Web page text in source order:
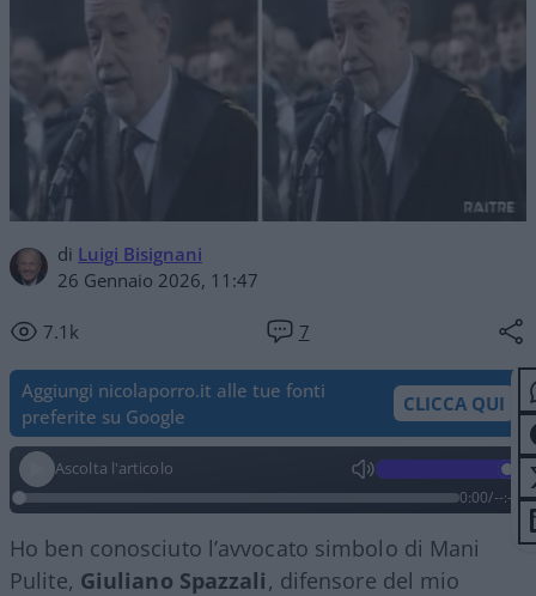
di Luigi Bisignani
26 Gennaio 2026, 11:47
7.1k 7
Aggiungi nicolaporro.it alle tue fonti
preferite su Google
CLICCA QUI
Ascolta l'articolo
0:00/--:--
Ho ben conosciuto l’avvocato simbolo di Mani
Pulite, Giuliano Spazzali, difensore del mio